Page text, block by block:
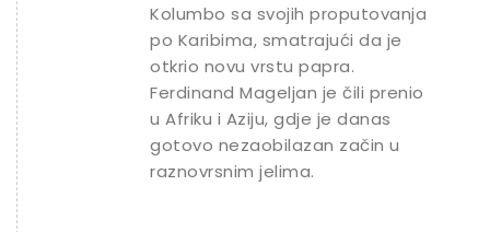
Kolumbo sa svojih proputovanja
po Karibima, smatrajući da je
otkrio novu vrstu papra.
Ferdinand Mageljan je čili prenio
u Afriku i Aziju, gdje je danas
gotovo nezaobilazan začin u
raznovrsnim jelima.